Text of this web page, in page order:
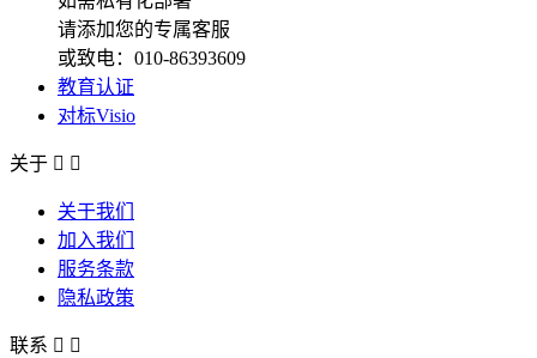
请添加您的专属客服
或致电：010-86393609
教育认证
对标Visio
关于  
关于我们
加入我们
服务条款
隐私政策
联系  